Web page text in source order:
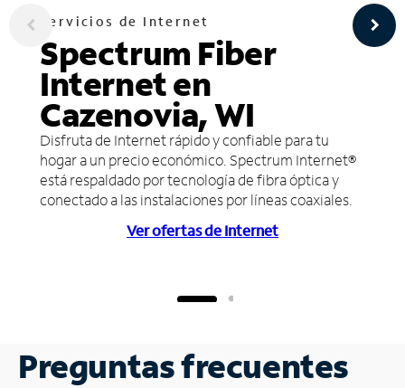
Servicios de Internet
Spectrum Fiber
Internet en
Cazenovia, WI
Disfruta de Internet rápido y confiable para tu
hogar a un precio económico. Spectrum Internet®
está respaldado por tecnología de fibra óptica y
conectado a las instalaciones por líneas coaxiales.
Ver ofertas de Internet
Preguntas frecuentes